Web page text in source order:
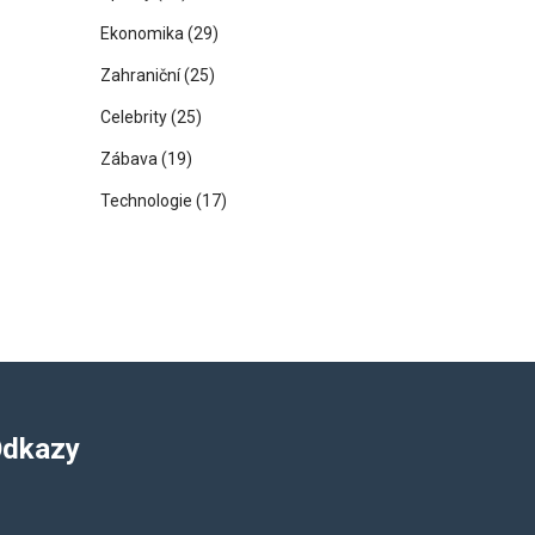
Ekonomika (29)
Zahraniční(25)
Celebrity(25)
Zábava (19)
Technologie (17)